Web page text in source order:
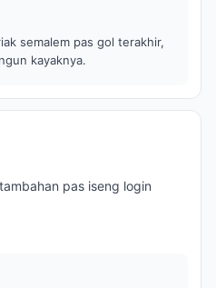
semalem pas gol terakhir,
kayaknya.
pas iseng login